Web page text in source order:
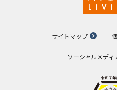
サイトマップ
ソーシャルメディ